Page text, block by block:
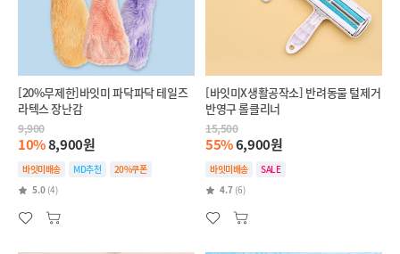
[20%무제한]바잇미 파닥파닥 테일즈
라텍스 장난감
9,900
10%8,900원
바잇미배송 MD추천
20%쿠폰
5.0 (4)
[바잇미X생활공작소] 반려동물 털제거
반영구 롤클리너
15,500
55%6,900원
바잇미배송
SALE
4.7 (6)